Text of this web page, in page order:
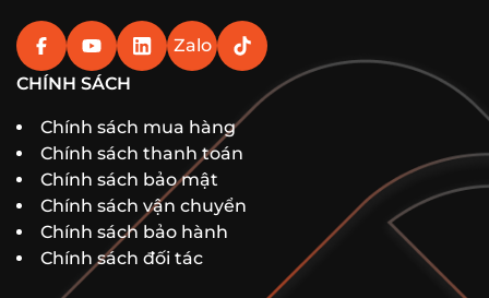
Zalo
CHÍNH SÁCH
Chính sách mua hàng
Chính sách thanh toán
Chính sách bảo mật
Chính sách vận chuyển
Chính sách bảo hành
Chính sách đối tác